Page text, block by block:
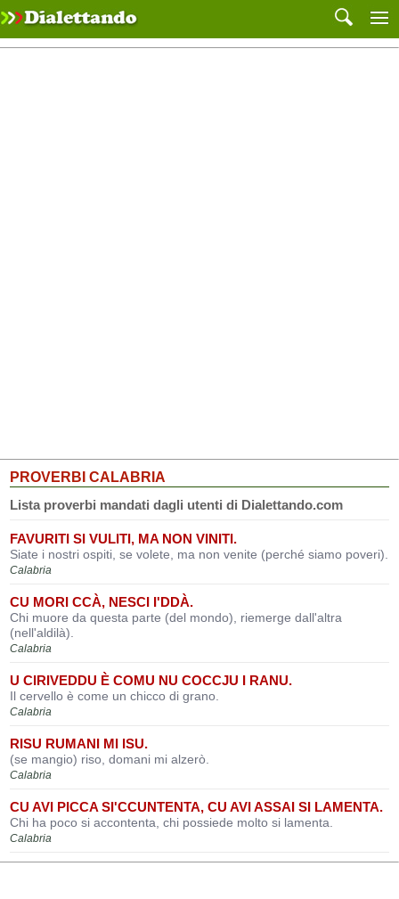
PROVERBI CALABRIA
Lista proverbi mandati dagli utenti di Dialettando.com
FAVURITI SI VULITI, MA NON VINITI.
Siate i nostri ospiti, se volete, ma non venite (perché siamo poveri).
Calabria
CU MORI CCÀ, NESCI I'DDÀ.
Chi muore da questa parte (del mondo), riemerge dall'altra
(nell'aldilà).
Calabria
U CIRIVEDDU È COMU NU COCCJU I RANU.
Il cervello è come un chicco di grano.
Calabria
RISU RUMANI MI ISU.
(se mangio) riso, domani mi alzerò.
Calabria
CU AVI PICCA SI'CCUNTENTA, CU AVI ASSAI SI LAMENTA.
Chi ha poco si accontenta, chi possiede molto si lamenta.
Calabria